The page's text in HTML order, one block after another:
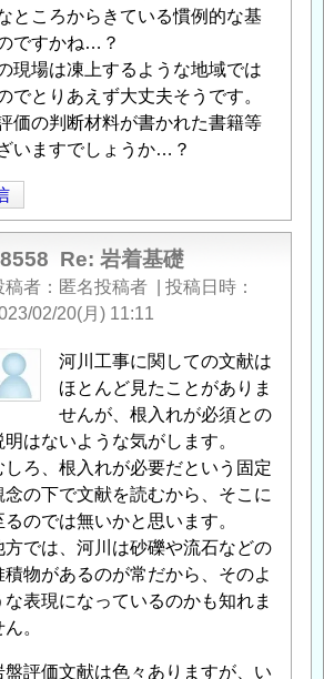
ところからきている慣例的な基
ですかね…？
現場は凍上するような地域では
でとりあえず大丈夫そうです。
価の判断材料が書かれた書籍等
いますでしょうか…？
Re: 岩着基礎
稿者 匿名投稿者
投稿日時
02/20(月) 11:11
Re:
河川工事に関しての文献は
ほとんど見たことがありま
せんが、根入れが必須との
明はないような気がします。
しろ、根入れが必要だという固定
念の下で文献を読むから、そこに
るのでは無いかと思います。
方では、河川は砂礫や流石などの
積物があるのが常だから、そのよ
な表現になっているのかも知れま
。
盤評価文献は色々ありますが、い